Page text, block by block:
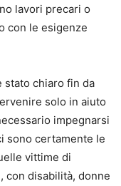
lavori precari o
con le esigenze
stato chiaro fin da
solo in aiuto
impegnarsi
sono certamente le
vittime di
con disabilità, donne